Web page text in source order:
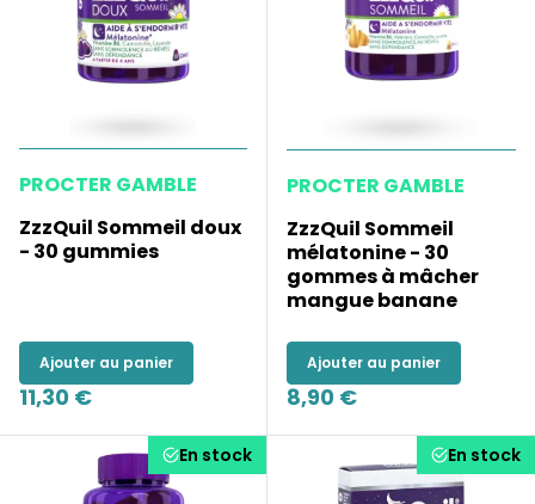
PROCTER GAMBLE
ZzzQuil Sommeil doux
- 30 gummies
Ajouter au panier
11,30 €
PROCTER GAMBLE
ZzzQuil Sommeil
mélatonine - 30
gommes à mâcher
mangue banane
Ajouter au panier
8,90 €
En stock En stock